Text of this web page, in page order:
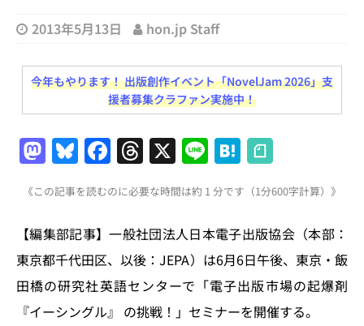
2013年5月13日 hon.jp Staff
今年もやります！ 出版創作イベント「NovelJam 2026」支
援者募集クラファン実施中！
M
a
st
o
d
o
n
Bl
u
e
s
k
y
F
a
c
e
b
o
o
T
h
re
a
d
s
X Li
n
e
H
at
e
n
a
《この記事を読むのに必要な時間は約 1 分です（1分600字計算）》
【編集部記事】一般社団法人日本電子出版協会（本部：
東京都千代田区、以後：JEPA）は6月6日午後、東京・飯
田橋の研究社英語センターで「電子出版市場の起爆剤
『イーシングル』 の挑戦！」セミナーを開催する。